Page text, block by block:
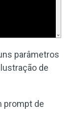
parâmetros
de
prompt de